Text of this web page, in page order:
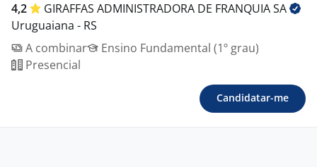
4,2 GIRAFFAS ADMINISTRADORA DE FRANQUIASA
Uruguaiana - RS
A combinar
Ensino Fundamental (1º grau)
Presencial
Candidatar-me